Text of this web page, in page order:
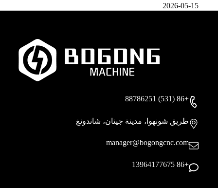
2026-05-15
+86 (531) 88786251
طريق شونهوا، مدينة جينان، شاندونغ
manager@bogongcnc.com
+86 13964177675